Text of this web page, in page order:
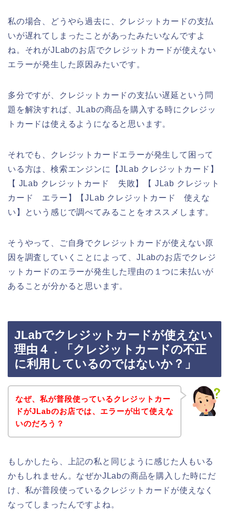
私の場合、どうやら過去に、クレジットカードの支払
いが遅れてしまったことがあったみたいなんですよ
ね。それがJLabのお店でクレジットカードが使えない
エラーが発生した原因みたいです。
多分ですが、クレジットカードの支払い遅延という問
題を解決すれば、JLabの商品を購入する時にクレジッ
トカードは使えるようになると思います。
それでも、クレジットカードエラーが発生して困って
いる方は、検索エンジンに【JLab クレジットカード】
【 JLab クレジットカード 失敗】【 JLab クレジット
カード エラー】【JLab クレジットカード 使えな
い】という感じで調べてみることをオススメします。
そうやって、ご自身でクレジットカードが使えない原
因を調査していくことによって、JLabのお店でクレジ
ットカードのエラーが発生した理由の１つに未払いが
あることが分かると思います。
JLabでクレジットカードが使えない
理由４．「クレジットカードの不正
に利用しているのではないか？」
なぜ、私が普段使っているクレジットカー
ドがJLabのお店では、エラーが出て使えな
いのだろう？
もしかしたら、上記の私と同じように感じた人もいる
かもしれません。なぜかJLabの商品を購入した時にだ
け、私が普段使っているクレジットカードが使えなく
なってしまったんですよね。